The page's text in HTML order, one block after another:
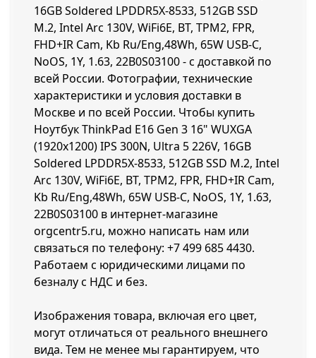
16GB Soldered LPDDR5X-8533, 512GB SSD
M.2, Intel Arc 130V, WiFi6E, BT, TPM2, FPR,
FHD+IR Cam, Kb Ru/Eng,48Wh, 65W USB-C,
NoOS, 1Y, 1.63, 22B0S03100 - с доставкой по
всей России. Фотографии, технические
характеристики и условия доставки в
Москве и по всей России. Чтобы купить
Ноутбук ThinkPad E16 Gen 3 16" WUXGA
(1920x1200) IPS 300N, Ultra 5 226V, 16GB
Soldered LPDDR5X-8533, 512GB SSD M.2, Intel
Arc 130V, WiFi6E, BT, TPM2, FPR, FHD+IR Cam,
Kb Ru/Eng,48Wh, 65W USB-C, NoOS, 1Y, 1.63,
22B0S03100 в интернет-магазине
orgcentr5.ru, можно написать нам или
связаться по телефону: +7 499 685 4430.
Работаем с юридическими лицами по
безналу с НДС и без.
Изображения товара, включая его цвет,
могут отличаться от реального внешнего
вида. Тем не менее мы гарантируем, что